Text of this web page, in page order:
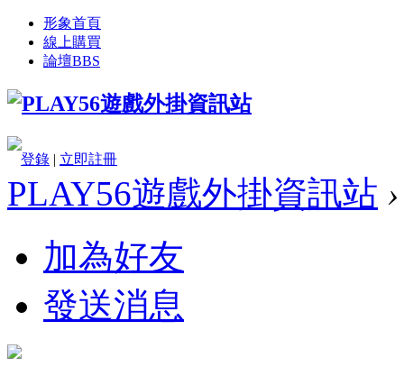
形象首頁
線上購買
論壇BBS
登錄 | 立即註冊
PLAY56遊戲外掛資訊站 ›
加為好友
發送消息